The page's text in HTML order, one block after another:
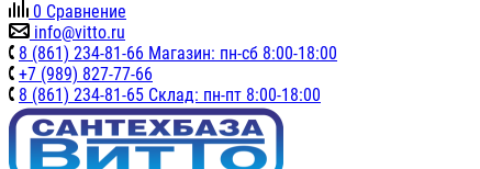
0 Сравнение
info@vitto.ru
8 (861) 234-81-66 Магазин: пн-сб 8:00-18:00
+7 (989) 827-77-66
8 (861) 234-81-65 Склад: пн-пт 8:00-18:00